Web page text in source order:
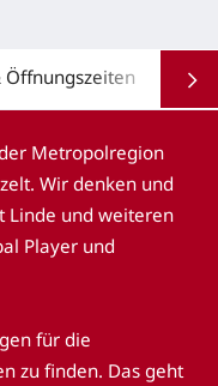
Öffnungszeiten
Metropolregion
Wir denken und
Linde und weiteren
Player und
für die
zu finden. Das geht